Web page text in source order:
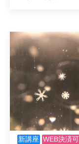
新講座 WEB決済可